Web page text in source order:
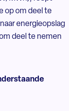
op om deel te
energieopslag
deel te nemen